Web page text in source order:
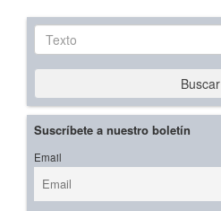
Texto
Buscar
Suscríbete a nuestro boletín
Email